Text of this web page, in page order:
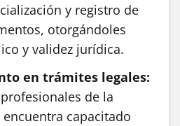
y registro de
otorgándoles
y validez jurídica.
en trámites legales:
de la
capacitado